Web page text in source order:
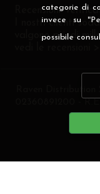
categorie di
invece su
possibile
Recensioni
I nostri clienti
valgono più di
Raven